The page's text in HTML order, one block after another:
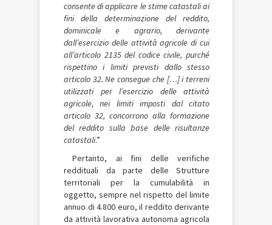
consente di applicare le stime catastali ai
fini della determinazione del reddito,
dominicale e agrario, derivante
dall’esercizio delle attività agricole di cui
all’articolo 2135 del codice civile, purché
rispettino i limiti previsti dallo stesso
articolo 32. Ne consegue che […] i terreni
utilizzati per l’esercizio delle attività
agricole, nei limiti imposti dal citato
articolo 32, concorrono alla formazione
del reddito sulla base delle risultanze
catastali.”
Pertanto, ai fini delle verifiche
reddituali da parte delle Strutture
territoriali per la cumulabilità in
oggetto, sempre nel rispetto del limite
annuo di 4.800 euro, il reddito derivante
da attività lavorativa autonoma agricola